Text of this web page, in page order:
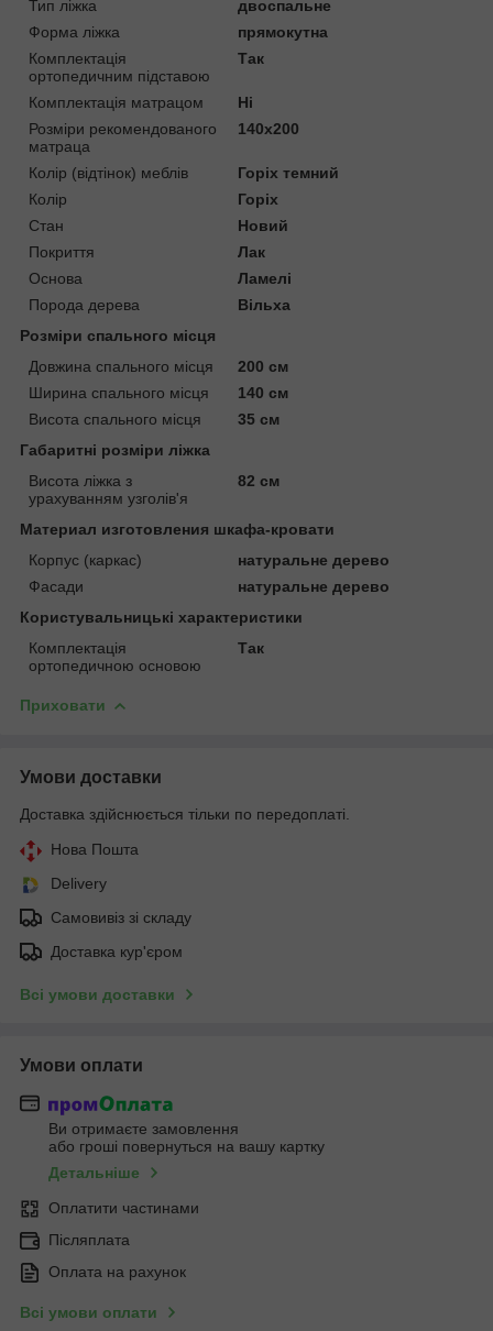
Тип ліжка
двоспальне
Форма ліжка
прямокутна
Комплектація
ортопедичним підставою
Так
Комплектація матрацом
Ні
Розміри рекомендованого
матраца
140х200
Колір (відтінок) меблів
Горіх темний
Колір
Горіх
Стан
Новий
Покриття
Лак
Основа
Ламелі
Порода дерева
Вільха
Розміри спального місця
Довжина спального місця
200 см
Ширина спального місця
140 см
Висота спального місця
35 см
Габаритні розміри ліжка
Висота ліжка з
урахуванням узголів'я
82 см
Материал изготовления шкафа-кровати
Корпус (каркас)
натуральне дерево
Фасади
натуральне дерево
Користувальницькі характеристики
Комплектація
ортопедичною основою
Так
Приховати
Умови доставки
Доставка здійснюється тільки по передоплаті.
Нова Пошта
Delivery
Самовивіз зі складу
Доставка кур'єром
Всі умови доставки
Умови оплати
Ви отримаєте замовлення
або гроші повернуться на вашу картку
Детальніше
Оплатити частинами
Післяплата
Оплата на рахунок
Всі умови оплати